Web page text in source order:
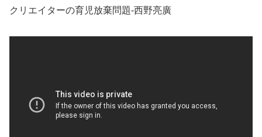
クリエイターの育児放棄問題-西野亮廣